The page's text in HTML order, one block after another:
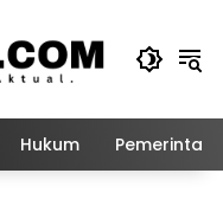
Hukum